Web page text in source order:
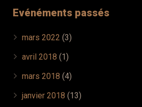
Evénéments passés
mars 2022 (3)
avril 2018 (1)
mars 2018 (4)
janvier 2018 (13)